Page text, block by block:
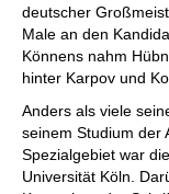
deutscher
Male an den
Könnens nahm
hinter Karpov und
Anders als viele
seinem Studium der
Spezialgebiet war
Universität Köln.